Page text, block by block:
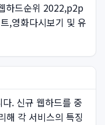
하드순위 2022,p2p
,영화다시보기 및 유
. 신규 웹하드를 중
해 각 서비스의 특징